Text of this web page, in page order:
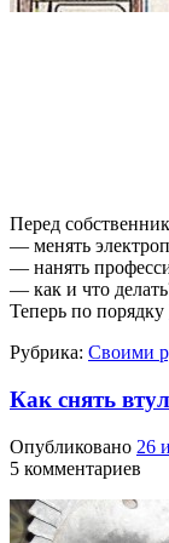
Перед
— менять
— нанять
— как и что
Теперь по порядку
Рубрика: Своими
Как снять
Опубликовано 26
5 комментариев